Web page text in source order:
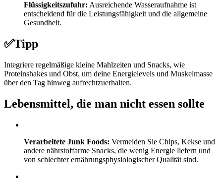
Flüssigkeitszufuhr: Ausreichende Wasseraufnahme ist
entscheidend für die Leistungsfähigkeit und die allgemeine
Gesundheit.
✅Tipp
Integriere regelmäßige kleine Mahlzeiten und Snacks, wie
Proteinshakes und Obst, um deine Energielevels und Muskelmasse
über den Tag hinweg aufrechtzuerhalten.
Lebensmittel, die man nicht essen sollte
Verarbeitete Junk Foods: Vermeiden Sie Chips, Kekse und
andere nährstoffarme Snacks, die wenig Energie liefern und
von schlechter ernährungsphysiologischer Qualität sind.